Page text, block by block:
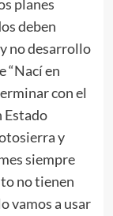
planes
deben
no desarrollo
“Nací en
con el
Estado
y
siempre
no tienen
vamos a usar